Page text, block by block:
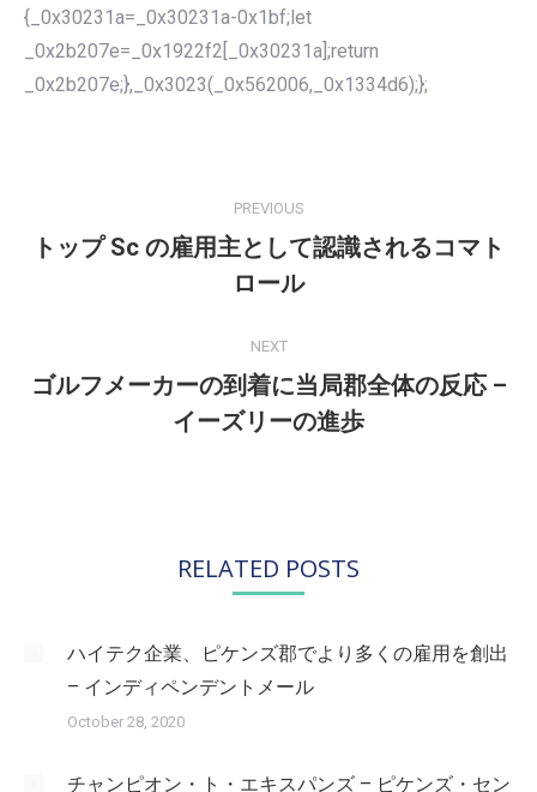
{_0x30231a=_0x30231a-0x1bf;let
_0x2b207e=_0x1922f2[_0x30231a];return
_0x2b207e;},_0x3023(_0x562006,_0x1334d6);};
PREVIOUS
Previous
post:
トップ Sc の雇用主として認識されるコマト
ロール
NEXT
Next
post:
ゴルフメーカーの到着に当局郡全体の反応 –
イーズリーの進歩
RELATED POSTS
ハイテク企業、ピケンズ郡でより多くの雇用を創出
– インディペンデントメール
October 28, 2020
チャンピオン・ト・エキスパンズ – ピケンズ・セン